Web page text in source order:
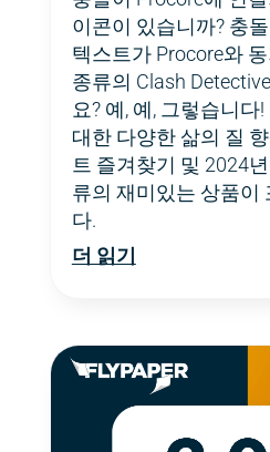
이콘이 있습니까? 충
텍스트가 Procore와
종류의 Clash
요? 예, 예, 그렇습니다
대한 다양한 삶의 질
트 즐겨찾기 및 2024
류의 재미있는 상품이
다.
더 읽기